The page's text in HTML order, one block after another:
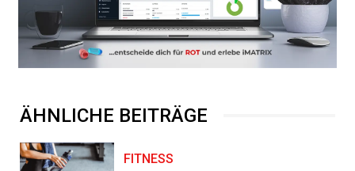
ÄHNLICHE BEITRÄGE
FITNESS